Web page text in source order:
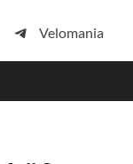
просто
Velomania